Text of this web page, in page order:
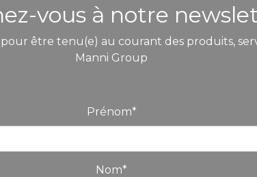
vous à notre
pour être tenu(e) au courant des produits,
Manni Group
Prénom*
Nom*